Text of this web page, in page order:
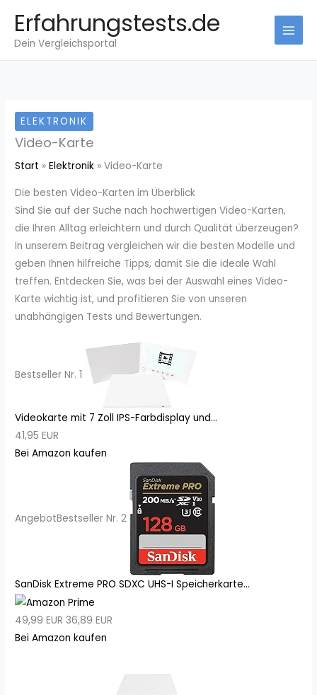
Inhalt
springen
Erfahrungstests.de
Dein Vergleichsportal
ELEKTRONIK
Video-Karte
Start Elektronik Video-Karte
Die besten Video-Karten im Überblick
Sind Sie auf der Suche nach hochwertigen Video-Karten,
die Ihren Alltag erleichtern und durch Qualität überzeugen?
In unserem Beitrag vergleichen wir die besten Modelle und
geben Ihnen hilfreiche Tipps, damit Sie die ideale Wahl
treffen. Entdecken Sie, was bei der Auswahl eines Video-
Karte wichtig ist, und profitieren Sie von unseren
unabhängigen Tests und Bewertungen.
Bestseller Nr. 1
Videokarte mit 7 Zoll IPS-Farbdisplay und...
41,95 EUR
Bei Amazon kaufen
AngebotBestseller Nr. 2
SanDisk Extreme PRO SDXC UHS-I Speicherkarte...
49,99 EUR 36,89 EUR
Bei Amazon kaufen